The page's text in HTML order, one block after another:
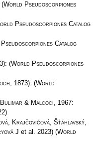
(World Pseudoscorpiones
Pseudoscorpiones Catalog
Catalog
(World Pseudoscorpiones
, 1873): (World
& Malcoci, 1967:
Krajčovičová, Šťáhlavský,
J et al. 2023) (World